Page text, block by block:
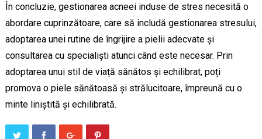
În concluzie, gestionarea acneei induse de stres necesită o
abordare cuprinzătoare, care să includă gestionarea stresului,
adoptarea unei rutine de îngrijire a pielii adecvate și
consultarea cu specialiști atunci când este necesar. Prin
adoptarea unui stil de viață sănătos și echilibrat, poți
promova o piele sănătoasă și strălucitoare, împreună cu o
minte liniștită și echilibrată.